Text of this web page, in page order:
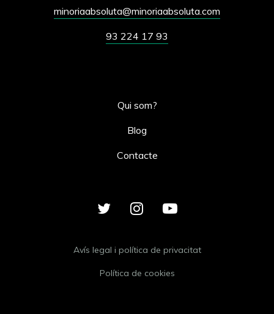
minoriaabsoluta@minoriaabsoluta.com
93 224 17 93
Qui som?
Blog
Contacte
Avís legal i política de privacitat
Política de cookies